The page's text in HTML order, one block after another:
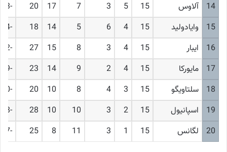
14
آلاوس 15
5
3
7
17
20
-3
15
وایادولید 15
4
6
5
14
18
-4
16
ایبار 15
4
3
8
15
27
-12
17
مایورکا 15
4
2
9
14
23
-9
18
سلتاویگو 15
3
4
8
10
20
-10
19
اسپانیول 15
2
3
10
10
28
-18
20
لگانس 15
1
3
11
8
25
-17